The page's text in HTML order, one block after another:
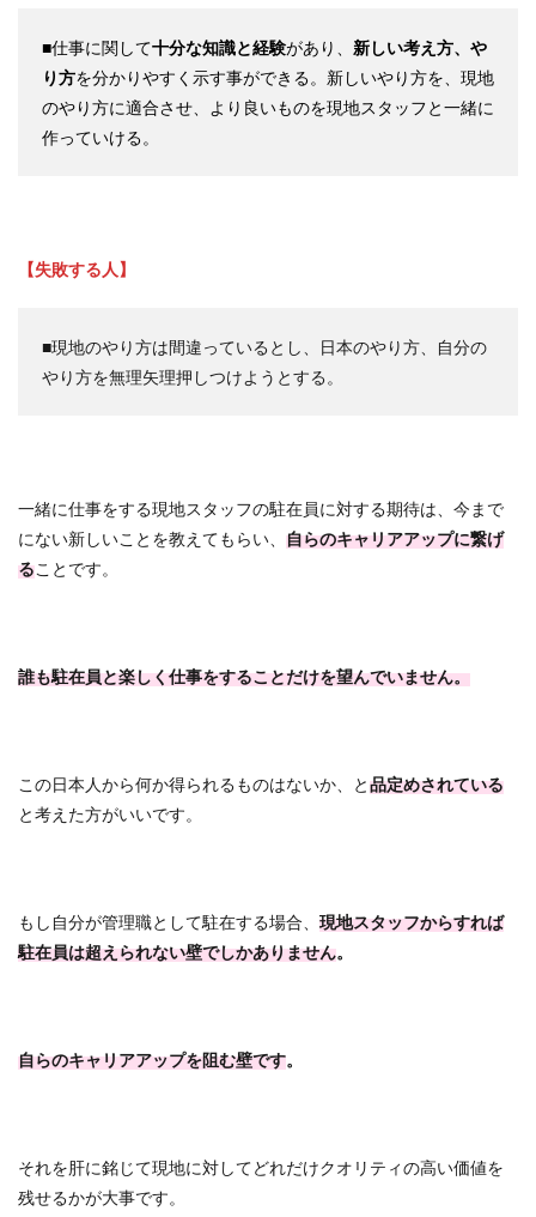
■仕事に関して十分な知識と経験があり、 新しい考え方、や
り方を分かりやすく示す事ができる。新しいやり方を、現地
のやり方に適合させ、より良いものを現地スタッフと一緒に
作っていける。
【失敗する人】
■現地のやり方は間違っているとし、日本のやり方、自分の
やり方を無理矢理押しつけようとする。
一緒に仕事をする現地スタッフの駐在員に対する期待は、今まで
にない新しいことを教えてもらい、 自らのキャリアアップに繋げ
ることです。
誰も駐在員と楽しく仕事をすることだけを望んでいません。
この日本人から何か得られるものはないか、と品定めされている
と考えた方がいいです。
もし自分が管理職として駐在する場合、 現地スタッフからすれば
駐在員は超えられない壁でしかありません。
自らのキャリアアップを阻む壁です。
それを肝に銘じて現地に対してどれだけクオリティの高い価値を
残せるかが大事です。